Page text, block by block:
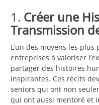
1. Créer une
Transmission
L’un des moyens les plus
entreprises à valoriser
partager des histoires
inspirantes. Ces récits
seniors qui ont non
qui ont aussi mentoré et